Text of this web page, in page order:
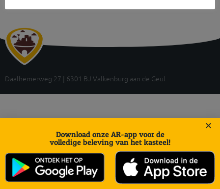
Daalhemerweg 27 | 6301 BJ Valkenburg aan de Geul
Download onze AR-app voor de
volledige beleving van het kasteel!